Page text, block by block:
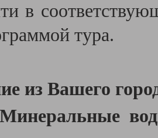
в
тура.
из Вашего